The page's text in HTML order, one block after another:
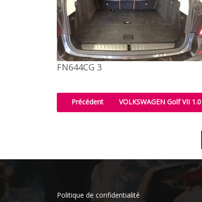
FN644CG 3
Précédent VOLKSWAGEN Golf VII
Politique de confidentialité